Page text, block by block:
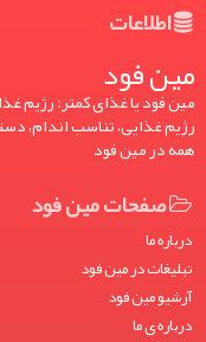
اطلاعات
مین فود
مین فود یا غذای کمتر: رژیم
رژیم غذایی، تناسب اندام،
همه در مین فود
صفحات مین فود
درباره ما
تبلیغات در مین فود
آرشیو مین فود
درباره ی ما